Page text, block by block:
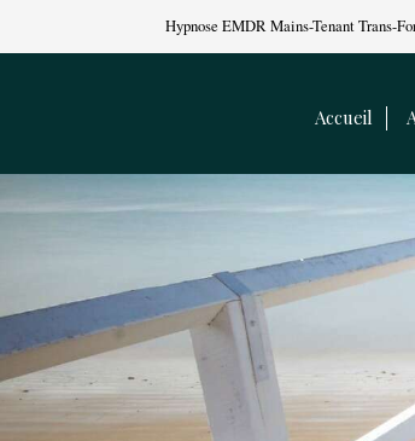
Hypnose EMDR Mains-Tenant Trans-
Accueil